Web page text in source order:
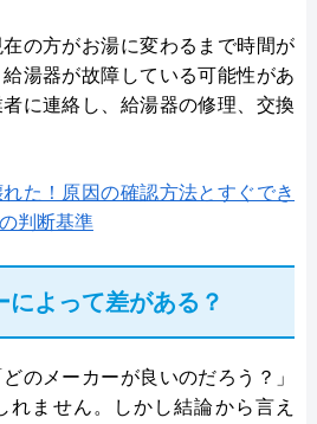
の方がお湯に変わるまで時間が
湯器が故障している可能性があ
に連絡し、給湯器の修理、交換
た！原因の確認方法とすぐでき
判断基準
よって差がある？
のメーカーが良いのだろう？」
れません。しかし結論から言え